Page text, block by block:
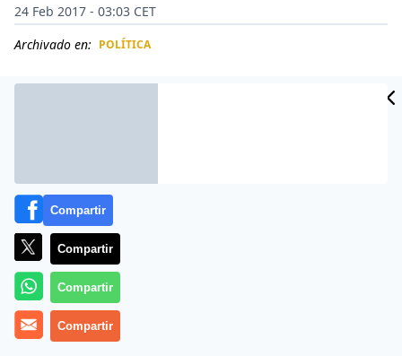
24 Feb 2017 - 03:03 CET
Archivado en: POLÍTICA
Lejos de la costumbre de desmantelamiento de armas
Compartir
Compartir
Compartir
Compartir